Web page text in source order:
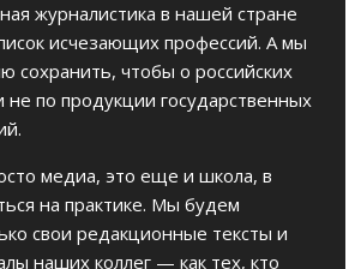
журналистика в нашей стране
исчезающих профессий. А мы
сохранить, чтобы о российских
не по продукции государственных
медиа, это еще и школа, в
на практике. Мы будем
свои редакционные тексты и
наших коллег — как тех, кто